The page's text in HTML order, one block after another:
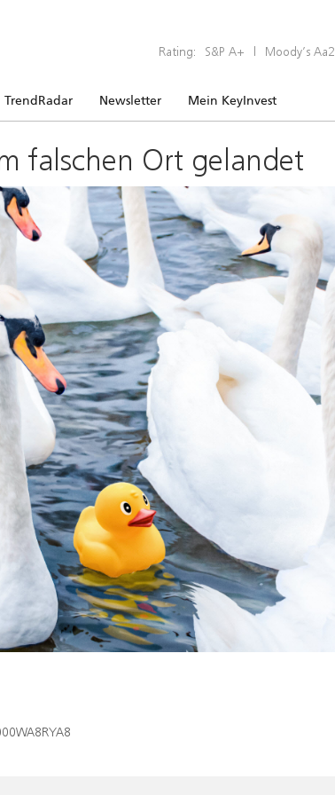
Rating: S&P A+ | Moody’s Aa2
TrendRadar Newsletter Mein KeyInvest
falschen Ort gelandet